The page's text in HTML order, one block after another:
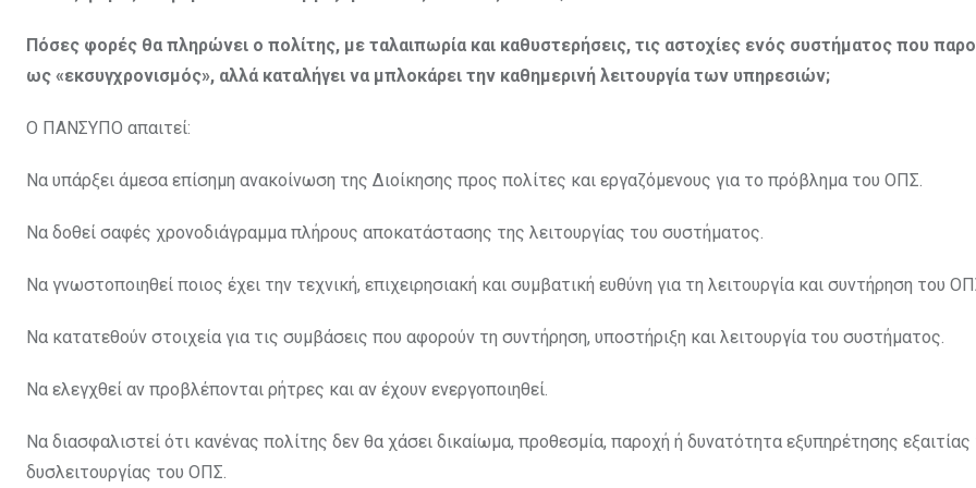
Πόσες φορές θα πληρώνει ο πολίτης, με ταλαιπωρία και καθυστερήσεις, τις αστοχίες ενός συστήματος που
ως «εκσυγχρονισμός», αλλά καταλήγει να μπλοκάρει την καθημερινή λειτουργία των υπηρεσιών;
Ο ΠΑΝΣΥΠΟ απαιτεί:
Να υπάρξει άμεσα επίσημη ανακοίνωση της Διοίκησης προς πολίτες και εργαζόμενους για το πρόβλημα του ΟΠΣ.
Να δοθεί σαφές χρονοδιάγραμμα πλήρους αποκατάστασης της λειτουργίας του συστήματος.
Να γνωστοποιηθεί ποιος έχει την τεχνική, επιχειρησιακή και συμβατική ευθύνη για τη λειτουργία και συντήρηση του
Να κατατεθούν στοιχεία για τις συμβάσεις που αφορούν τη συντήρηση, υποστήριξη και λειτουργία του συστήματος.
Να ελεγχθεί αν προβλέπονται ρήτρες και αν έχουν ενεργοποιηθεί.
Να διασφαλιστεί ότι κανένας πολίτης δεν θα χάσει δικαίωμα, προθεσμία, παροχή ή δυνατότητα εξυπηρέτησης εξαιτίας
δυσλειτουργίας του ΟΠΣ.